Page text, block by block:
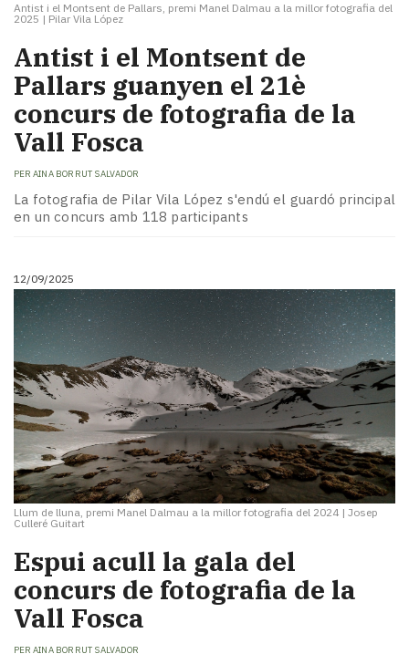
Antist i el Montsent de Pallars, premi Manel Dalmau a la millor fotografia del
2025 | Pilar Vila López
Antist i el Montsent de
Pallars guanyen el 21è
concurs de fotografia de la
Vall Fosca
PER AINA BORRUT SALVADOR
La fotografia de Pilar Vila López s'endú el guardó principal
en un concurs amb 118 participants
12/09/2025
Llum de lluna, premi Manel Dalmau a la millor fotografia del 2024 | Josep
Culleré Guitart
Espui acull la gala del
concurs de fotografia de la
Vall Fosca
PER AINA BORRUT SALVADOR